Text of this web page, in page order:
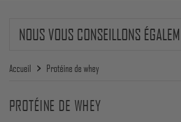
NOUS VOUS CONSEILLONS
Accueil Protéine de whey
PROTÉINE DE WHEY